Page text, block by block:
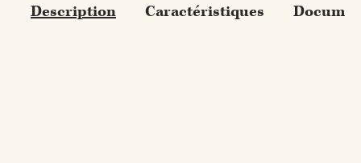
Description Caractéristiques